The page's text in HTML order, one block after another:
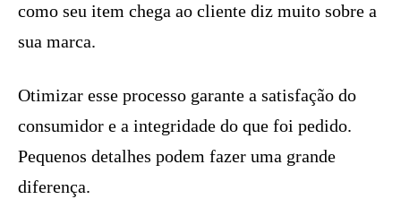
como seu item chega ao cliente diz muito sobre a
sua marca.
Otimizar esse processo garante a satisfação do
consumidor e a integridade do que foi pedido.
Pequenos detalhes podem fazer uma grande
diferença.